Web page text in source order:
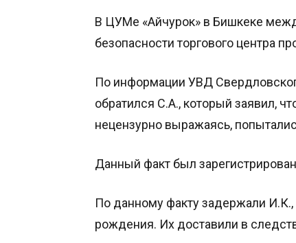
В ЦУМе «Айчурок» в Бишкеке
безопасности торгового центра
По информации УВД
обратился С.А., который заявил,
нецензурно выражаясь,
Данный факт был
По данному факту задержали И.К.,
рождения. Их доставили в